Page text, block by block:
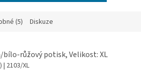
(5) Diskuze
bílo-růžový potisk, Velikost: XL
| 2103/XL